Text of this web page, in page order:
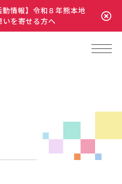
動情報】令和８年熊本地
を寄せる方へ